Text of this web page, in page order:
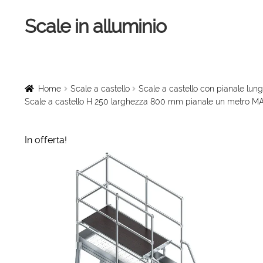
Vai
alla
Vai
al
Scale in alluminio
Scale a chiocciola
Scale in legno
Rampe di carico
Home Scale a castello
Scale a castello con pianale
Scale a castello H 250 larghezza 800 mm pianale un metro
In offerta!